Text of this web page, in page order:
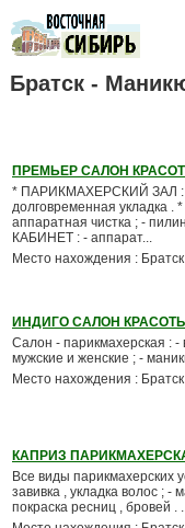
Братск -
ПРЕМЬЕР САЛОН
* ПАРИКМАХЕРСКИЙ ЗАЛ : -
долговременная
аппаратная чистка ; -
КАБИНЕТ : - аппарат...
Место нахождения : Братск
ИНДИГО САЛОН КРАСОТЫ
Салон - парикмахерская : -
мужские и женские ; -
Место нахождения : Братск
КАПРИЗ
Все виды парикмахерских
завивка , укладка волос ;
покраска ресниц , бровей .